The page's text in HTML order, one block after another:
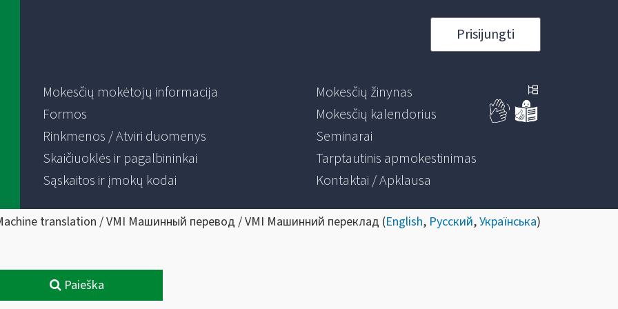
Prisijungti
Mokesčių mokėtojų informacija
Formos
Rinkmenos / Atviri duomenys
Skaičiuoklės ir pagalbininkai
Sąskaitos ir įmokų kodai
Mokesčių žinynas
Mokesčių kalendorius
Seminarai
Tarptautinis apmokestinimas
Kontaktai / Apklausa
translation / VMI Машинный перевод / VMI Машинний переклад (English, Русский,Українська)
Paieška